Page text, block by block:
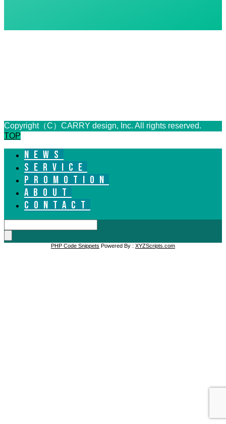
Copyright（C）CARRY design, Inc. All rights reserved.
TOP
NEWS
SERVICE
PROMOTION
ABOUT
CONTACT
PHP Code Snippets Powered By : XYZScripts.com